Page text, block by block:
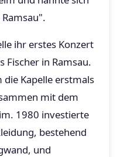
ihr erstes Konzert
Fischer in Ramsau.
Kapelle erstmals
mit dem
1980 investierte
bestehend
und